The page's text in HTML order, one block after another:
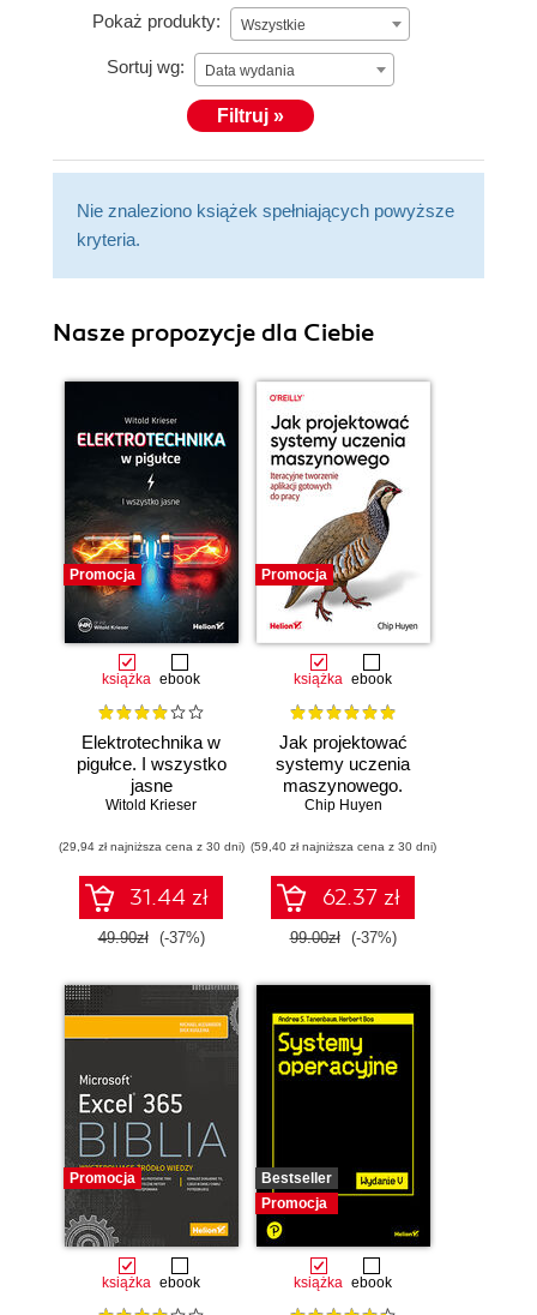
Data communities where he lives in London.
Pokaż produkty: Wszystkie
Sortuj wg: Data wydania
Filtruj »
Nie znaleziono książek spełniających powyższe
kryteria.
Nasze propozycje dla Ciebie
Promocja
książka ebook
Elektrotechnika w
pigułce. I wszystko
jasne
Witold Krieser
(29,94 zł najniższa cena z 30 dni)
31.44 zł
49.90zł (-37%)
Promocja
książka ebook
Jak projektować
systemy uczenia
maszynowego.
Iteracyjne
gotowych do pracy
Chip Huyen
(59,40 zł najniższa cena z 30 dni)
62.37 zł
99.00zł (-37%)
Promocja
książka ebook
Bestseller
Promocja
książka ebook